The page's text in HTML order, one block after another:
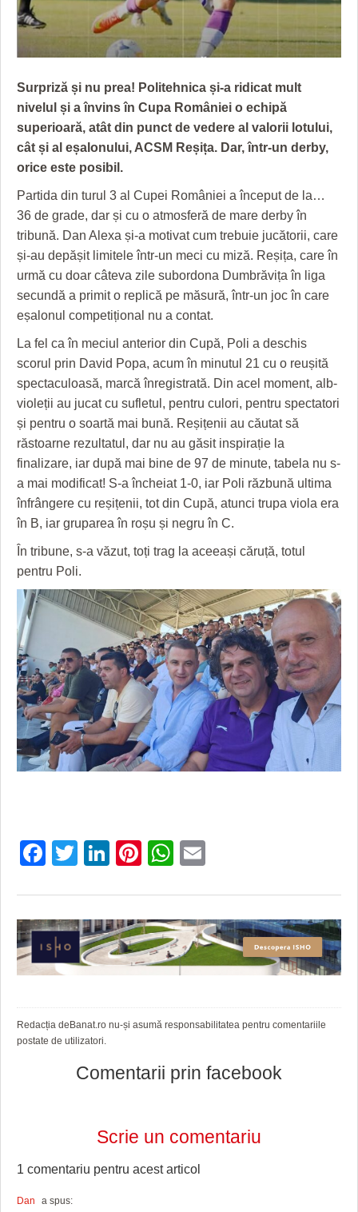
GRĂDINA TAICII DOMNULUI
ZIARISTU’ DE TERASĂ
FINANŢĂRI DE LA A LA Z
PE SURSE
CRONICĂ DE FILM
UNDE MERGEM
CLIPURI VIDEO
JOCURI ONLINE
ACCIDENTE
ANUNŢURI
CULTURA
INVATAMANT
JUSTITIE
FILME DOCUMENTARE
CLIPURI VIDEO
JOCURI ONLINE
DIVERSE
HARTA TIMIŞOAREI
LICEE, ŞCOLI ŞI GRĂDINIŢE DIN TIMIŞ
PRIMĂRIILE DIN TIMIŞ
SFATUL MEDICULUI
Surpriză și nu prea! Politehnica și-a ridicat mult
nivelul și a învins în Cupa României o echipă
superioară, atât din punct de vedere al valorii lotului,
cât și al eșalonului, ACSM Reșița. Dar, într-un derby,
orice este posibil.
Partida din turul 3 al Cupei României a început de la…
36 de grade, dar și cu o atmosferă de mare derby în
tribună. Dan Alexa și-a motivat cum trebuie jucătorii, care
și-au depășit limitele într-un meci cu miză. Reșița, care în
urmă cu doar câteva zile subordona Dumbrăvița în liga
secundă a primit o replică pe măsură, într-un joc în care
eșalonul competițional nu a contat.
La fel ca în meciul anterior din Cupă, Poli a deschis
scorul prin David Popa, acum în minutul 21 cu o reușită
spectaculoasă, marcă înregistrată. Din acel moment, alb-
violeții au jucat cu sufletul, pentru culori, pentru spectatori
și pentru o soartă mai bună. Reșițenii au căutat să
răstoarne rezultatul, dar nu au găsit inspirație la
finalizare, iar după mai bine de 97 de minute, tabela nu s-
a mai modificat! S-a încheiat 1-0, iar Poli răzbună ultima
înfrângere cu reșițenii, tot din Cupă, atunci trupa viola era
în B, iar gruparea în roșu și negru în C.
În tribune, s-a văzut, toți trag la aceeași căruță, totul
pentru Poli.
Facebook
Twitter
LinkedIn
Pinterest
WhatsApp
Redacția deBanat.ro nu-și asumă responsabilitatea pentru comentariile
postate de utilizatori.
Comentarii prin facebook
Scrie un comentariu
1 comentariu pentru acest articol
Dan a spus: